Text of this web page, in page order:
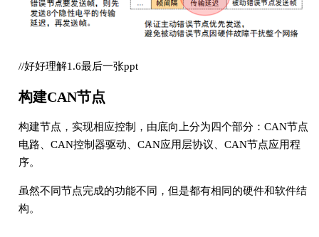
//好好理解1.6最后一张ppt
构建CAN节点
构建节点，实现相应控制，由底向上分为四个部分：CAN节点
电路、CAN控制器驱动、CAN应用层协议、CAN节点应用程
序。
虽然不同节点完成的功能不同，但是都有相同的硬件和软件结
构。